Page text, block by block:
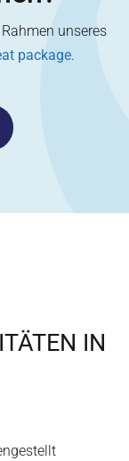
unseres
package.
IN